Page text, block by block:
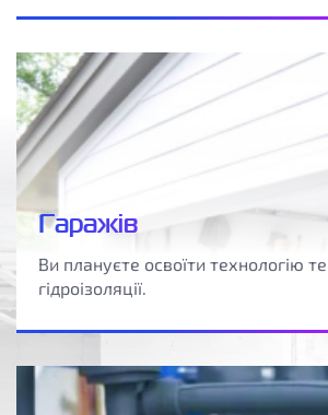
Гаражів
Ви плануєте освоїти технологію
гідроізоляції.